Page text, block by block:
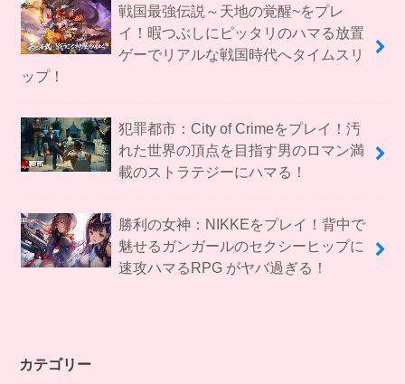
戦国最強伝説～天地の覚醒~をプレ
イ！暇つぶしにピッタリのハマる放置
ゲーでリアルな戦国時代へタイムスリ
ップ！
犯罪都市：City of Crimeをプレイ！汚
れた世界の頂点を目指す男のロマン満
載のストラテジーにハマる！
勝利の女神：NIKKEをプレイ！背中で
魅せるガンガールのセクシーヒップに
速攻ハマるRPG がヤバ過ぎる！
カテゴリー